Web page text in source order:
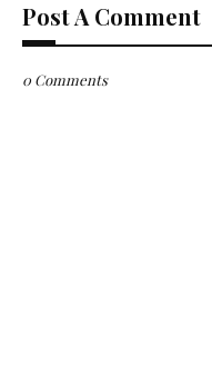
Post A Comment
0 Comments